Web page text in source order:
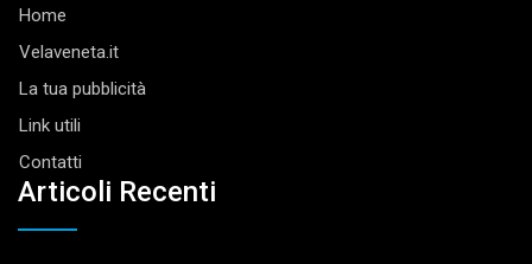
Home
Velaveneta.it
La tua pubblicità
Link utili
Contatti
Articoli Recenti